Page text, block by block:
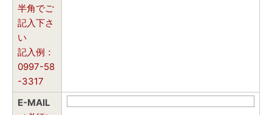
半角でご
記入下さ
い
記入例：
0997-58
-3317
E-MAIL